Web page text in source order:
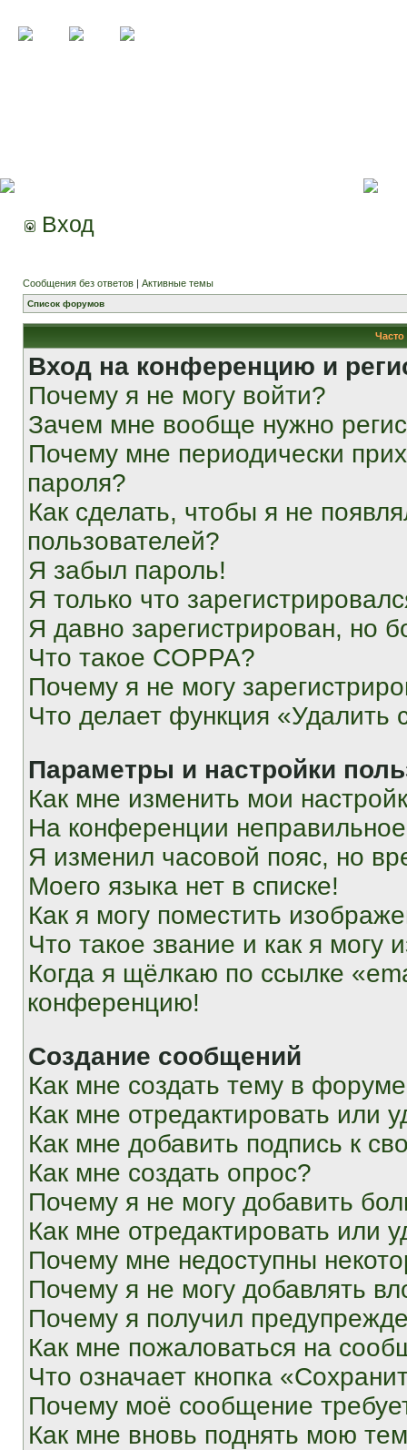
Вход
Сообщения без ответов | Активные темы
Список форумов
Вход на конференцию и
Почему я не могу войти?
Зачем мне вообще нужно
Почему мне периодически
пароля?
Как сделать, чтобы я не
пользователей?
Я забыл пароль!
Я только что
Я давно зарегистрирован, но
Что такое COPPA?
Почему я не могу
Что делает функция «Удалить
Параметры и настройки
Как мне изменить мои
На конференции
Я изменил часовой пояс, но
Моего языка нет в списке!
Как я могу поместить
Что такое звание и как я могу
Когда я щёлкаю по ссылке
конференцию!
Создание сообщений
Как мне создать тему в
Как мне отредактировать или
Как мне добавить подпись к
Как мне создать опрос?
Почему я не могу добавить
Как мне отредактировать или
Почему мне недоступны
Почему я не могу добавлять
Почему я получил
Как мне пожаловаться на
Что означает кнопка
Почему моё сообщение
Как мне вновь поднять мою